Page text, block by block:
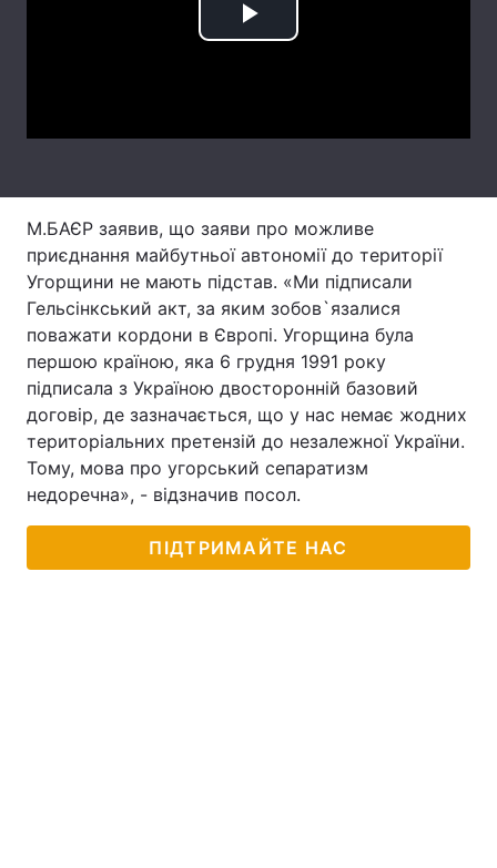
Інтерв'ю
Архів Вакансії
Контакти
Послуги
Play
М.БАЄР заявив, що заяви про можливе
приєднання майбутньої автономії до території
Угорщини не мають підстав. «Ми підписали
Гельсінкський акт, за яким зобов`язалися
поважати кордони в Європі. Угорщина була
першою країною, яка 6 грудня 1991 року
підписала з Україною двосторонній базовий
договір, де зазначається, що у нас немає жодних
територіальних претензій до незалежної України.
Тому, мова про угорський сепаратизм
недоречна», - відзначив посол.
ПІДТРИМАЙТЕ НАС